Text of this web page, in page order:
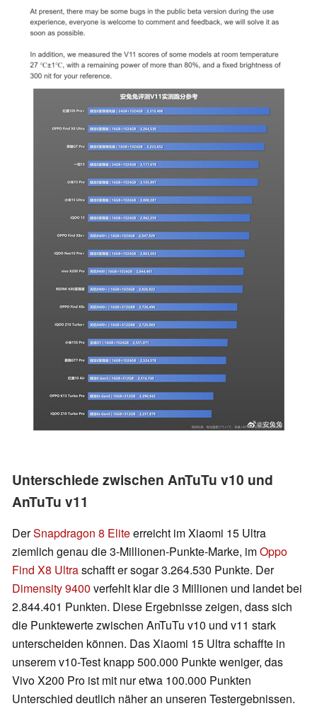
Unterschiede zwischen AnTuTu v10 und
AnTuTu v11
DerSnapdragon 8 Eliteerreicht im Xiaomi 15 Ultra
ziemlich genau die 3-Millionen-Punkte-Marke, imOppo
Find X8 Ultraschafft er sogar 3.264.530 Punkte. Der
Dimensity 9400 verfehlt klar die 3 Millionen und landet bei
2.844.401 Punkten. Diese Ergebnisse zeigen, dass sich
die Punktewerte zwischen AnTuTu v10 und v11 stark
unterscheiden können. Das Xiaomi 15 Ultra schaffte in
unserem v10-Test knapp 500.000 Punkte weniger, das
Vivo X200 Pro ist mit nur etwa 100.000 Punkten
Unterschied deutlich näher an unseren Testergebnissen.